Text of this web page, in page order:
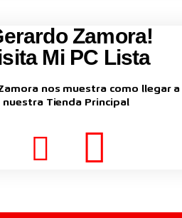
Zamora!
Mi PC Lista
nos muestra como llegar a
nuestra Tienda Principal